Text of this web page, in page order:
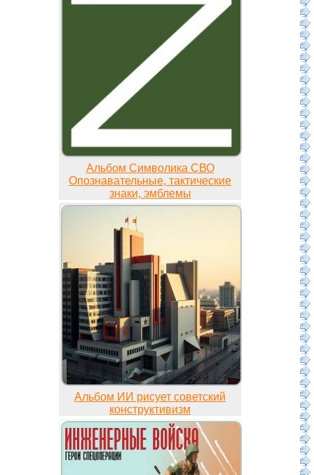
Альбом Символика СВО
Опознавательные, тактические
знаки, эмблемы
Альбом ИИ рисует советский
конструктивизм